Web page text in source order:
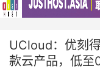
UCloud：优刻
款云产品，低至